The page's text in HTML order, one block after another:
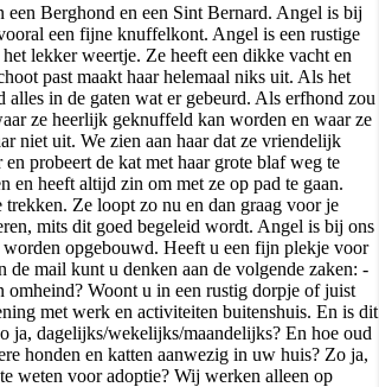
Berghond en een Sint Bernard. Angel is bij
een fijne knuffelkont. Angel is een rustige
lekker weertje. Ze heeft een dikke vacht en
past maakt haar helemaal niks uit. Als het
in de gaten wat er gebeurd. Als erfhond zou
ze heerlijk geknuffeld kan worden en waar ze
niet uit. We zien aan haar dat ze vriendelijk
probeert de kat met haar grote blaf weg te
heeft altijd zin om met ze op pad te gaan.
Ze loopt zo nu en dan graag voor je
mits dit goed begeleid wordt. Angel is bij ons
opgebouwd. Heeft u een fijn plekje voor
mail kunt u denken aan de volgende zaken: -
Woont u in een rustig dorpje of juist
met werk en activiteiten buitenshuis. En is dit
ja, dagelijks/wekelijks/maandelijks? En hoe oud
honden en katten aanwezig in uw huis? Zo ja,
weten voor adoptie? Wij werken alleen op